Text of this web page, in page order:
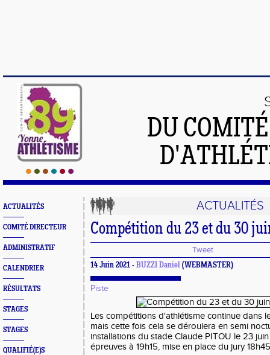
DU
ACTUALITÉS
COMITÉ DIRECTEUR
ADMINISTRATIF
CALENDRIER
RÉSULTATS
STAGES
STAGES
QUALIFIÉ(E)S
ACTUALITÉS
Compétition du 23 et du 30
Tweet
14 Juin 2021 - BUZZI Daniel (WEBMASTER)
Piste
Les compétitions d'athlétisme continue dans
mais cette fois cela se déroulera en semi
installations du stade Claude PITOU le 23
épreuves à 19h15, mise en place du jury